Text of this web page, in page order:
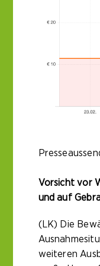
Vorsicht vor
und auf
(LK) Die
weiteren